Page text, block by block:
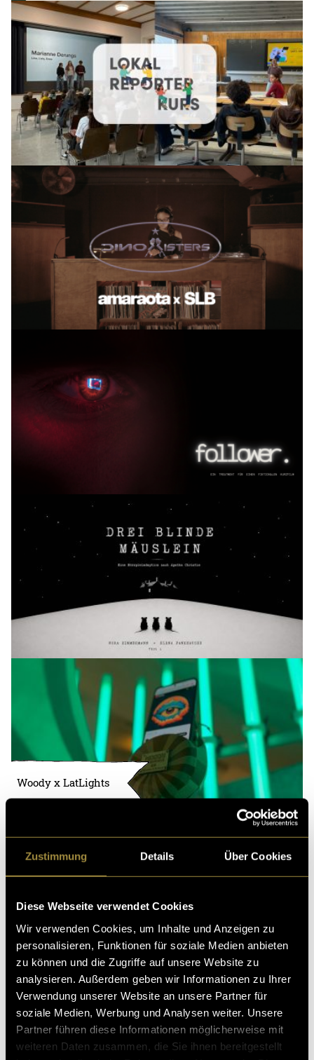
Zustimmung Details Über Cookies
Diese Webseite verwendet Cookies
Wir verwenden Cookies, um Inhalte und Anzeigen zu
personalisieren, Funktionen für soziale Medien anbieten
zu können und die Zugriffe auf unsere Website zu
analysieren. Außerdem geben wir Informationen zu Ihrer
Verwendung unserer Website an unsere Partner für
soziale Medien, Werbung und Analysen weiter. Unsere
Partner führen diese Informationen möglicherweise mit
weiteren Daten zusammen, die Sie ihnen bereitgestellt
Woody x LatLights